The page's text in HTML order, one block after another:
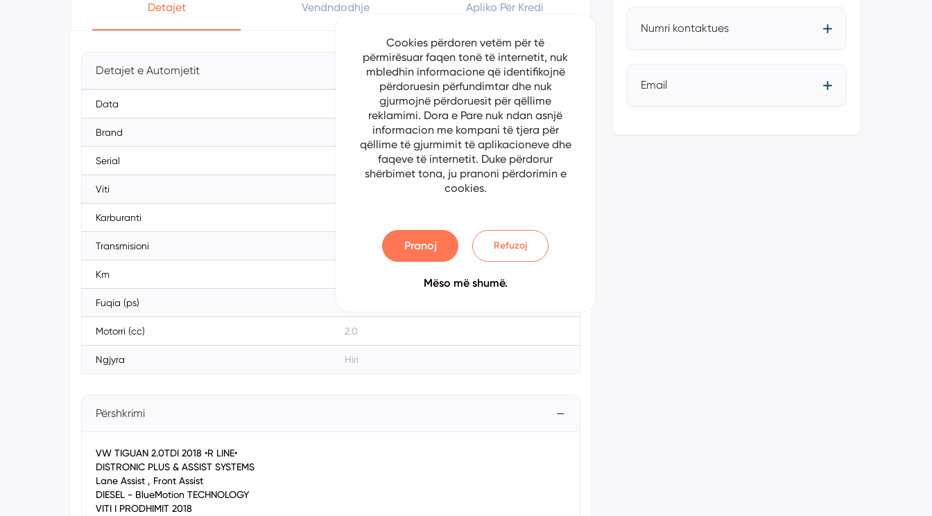
Detajet Vendndodhje Apliko Për Kredi
Detajet e Automjetit
Data 5/29/2024
Brand Volkswagen
Serial
Viti
Karburanti
Transmisioni Automatik
Km
Fuqia (ps)
Motorri (cc) 2.0
Ngjyra Hiri
Përshkrimi
VW TIGUAN 2.0TDI 2018 •R LINE•
DISTRONIC PLUS & ASSIST SYSTEMS
Lane Assist , Front Assist
DIESEL - BlueMotion TECHNOLOGY
VITI I PRODHIMIT 2018
Numri kontaktues
Email
Cookies përdoren vetëm për të
përmirësuar faqen tonë të internetit, nuk
mbledhin informacione që identifikojnë
përdoruesin përfundimtar dhe nuk
gjurmojnë përdoruesit për qëllime
reklamimi. Dora e Pare nuk ndan asnjë
informacion me kompani të tjera për
qëllime të gjurmimit të aplikacioneve dhe
faqeve të internetit. Duke përdorur
shërbimet tona, ju pranoni përdorimin e
cookies.
Pranoj Refuzoj
Mëso më shumë.